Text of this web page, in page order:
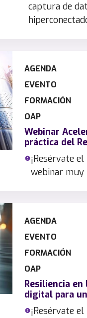
captura de
AGENDA
EVENTO
FORMACIÓN
OAP
Webinar
práctica del
¡Resérvate
webinar muy
AGENDA
EVENTO
FORMACIÓN
OAP
Resiliencia
digital para
¡Resérvate